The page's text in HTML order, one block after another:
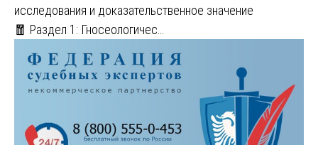
исследования и доказательственное значение
🧧 Раздел 1: Гносеологичес…